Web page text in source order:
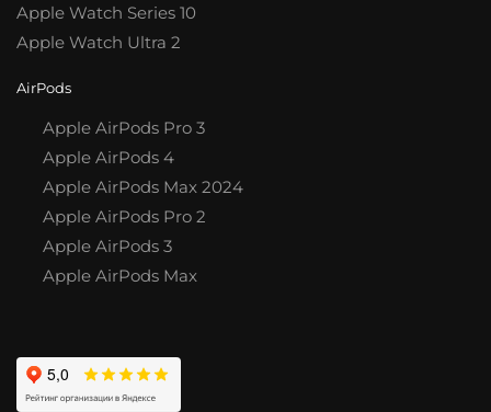
Apple Watch Series 10
Apple Watch Ultra 2
AirPods
Apple AirPods Pro 3
Apple AirPods 4
Apple AirPods Max 2024
Apple AirPods Pro 2
Apple AirPods 3
Apple AirPods Max